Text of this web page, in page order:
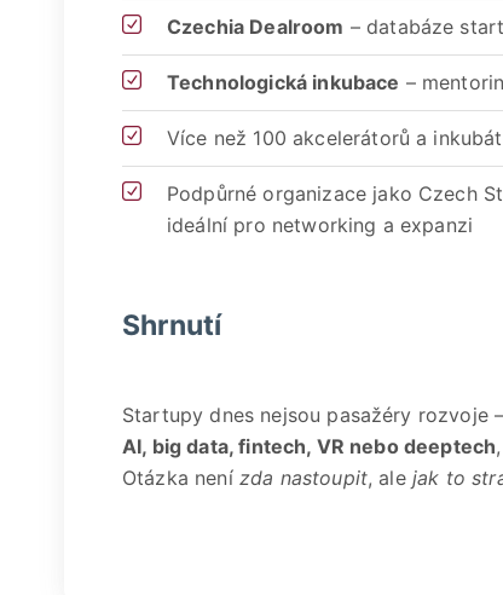
Czechia Dealroom – databáze
Technologická inkubace –
Více než 100 akcelerátorů a
Podpůrné organizace jako Czech
ideální pro networking a expanzi
Shrnutí
Startupy dnes nejsou pasažéry rozvoje
AI, big data, fintech, VR nebo deeptech
Otázka není zda nastoupit, ale jak to